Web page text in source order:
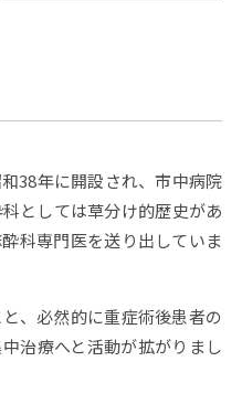
38年に開設され、市中病院
としては草分け的歴史があ
科専門医を送り出していま
、必然的に重症術後患者の
治療へと活動が拡がりまし